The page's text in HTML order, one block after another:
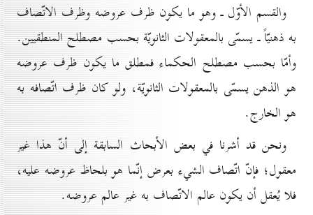
والقسم الأوّل ـ وهو ما يكون ظرف عروضه وظرف الاتّصاف
به ذهنيّاً ـ يسمّى بالمعقولات الثانويّة بحسب مصطلح المنطقيين.
وأمّا بحسب مصطلح الحكماء فمطلق ما يكون ظرف عروضه
هو الذهن يسمّى بالمعقولات الثانويّة، ولو كان ظرف اتّصافه به
هو الخارج.
ونحن قد أشرنا في بعض الأبحاث السابقة إلى أنّ هذا غير
معقول؛ فإنّ اتّصاف الشيء بعرض إنّما هو بلحاظ عروضه عليه،
فلا يُعقل أن يكون عالم الاتّصاف به غير عالم عروضه.